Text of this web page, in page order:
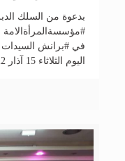
بدعوة من السلك
#مؤسسةالمرأةالامة
في #برانش
اليوم الثلاثاء 15 آذار 2022 […]